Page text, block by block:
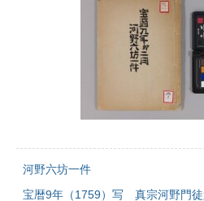
河野六坊一件
宝暦9年（1759）写 真宗河野門